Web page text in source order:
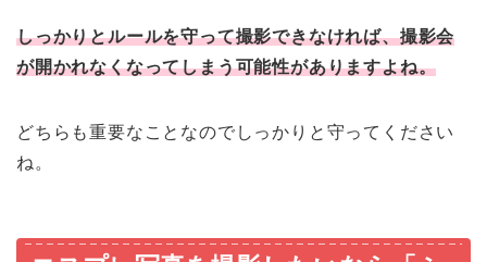
しっかりとルールを守って撮影できなければ、撮影会
が開かれなくなってしまう可能性がありますよね。
どちらも重要なことなのでしっかりと守ってください
ね。